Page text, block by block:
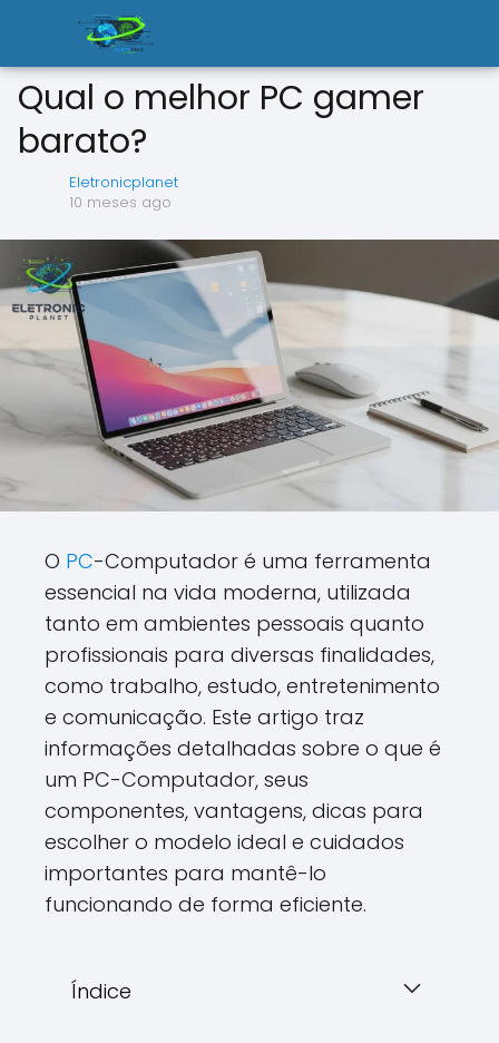
Qual o melhor PC gamer
barato?
Eletronicplanet
10 meses ago
O PC-Computador é uma ferramenta
essencial na vida moderna, utilizada
tanto em ambientes pessoais quanto
profissionais para diversas finalidades,
como trabalho, estudo, entretenimento
e comunicação. Este artigo traz
informações detalhadas sobre o que é
um PC-Computador, seus
componentes, vantagens, dicas para
escolher o modelo ideal e cuidados
importantes para mantê-lo
funcionando de forma eficiente.
Índice